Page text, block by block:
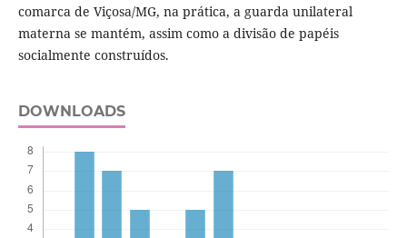
comarca de Viçosa/MG, na prática, a guarda unilateral
materna se mantém, assim como a divisão de papéis
socialmente construídos.
DOWNLOADS